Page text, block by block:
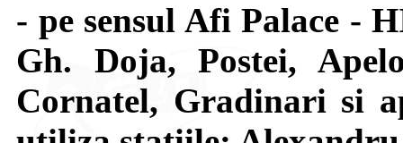
- pe sensul Afi Palace -
Gh. Doja, Postei,
Cornatel, Gradinari si